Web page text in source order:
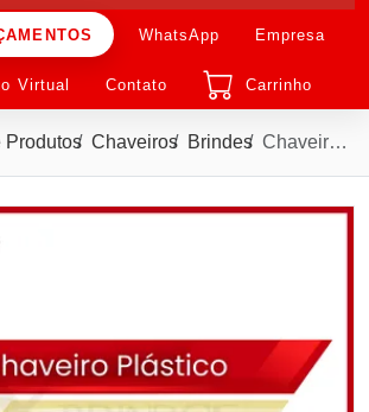
WhatsApp Empresa
Virtual Contato Carrinho
Produtos Chaveiros Brindes Chaveiro plástico Colorido em formato de pneu X10123